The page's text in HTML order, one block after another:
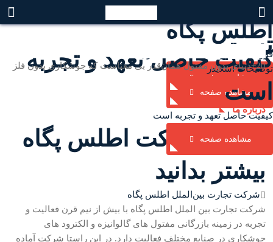
اطلس پگاه
فروشگاه اینترنتی محصولات مفتول
مشاهده صفحه
تست
توضیحات اسلایدر
مشاهده صفحه
کیفیت حاصل تعهد و تجربه
است
کیفیت حاصل تعهد و تجربه است
مشاهده صفحه
20+ دنیای بدون مفتول همان‌قدر بی معناست که جوشکاری بدون فلز
درباره ما
درباره شرکت اطلس پگاه
بیشتر بدانید
شرکت تجارت بین‌الملل اطلس پگاه
شرکت تجارت بین الملل اطلس پگاه با بیش از نیم قرن فعالیت و
تجربه در زمینه بازرگانی مفتول های گالوانیزه و الکترود های
جوشکاری در صنایع مختلف فعالیت دارد. در این راستا شرکت آماده
مفتول گالوانیزه گرم High Carbon
مفتول گالوانیزه گرم ACSR
مفتول گالوانیزه گرم ACSR صید
مفتول گالوانیزه گرم گالفان
محصولات مفتول سیاه آنیل